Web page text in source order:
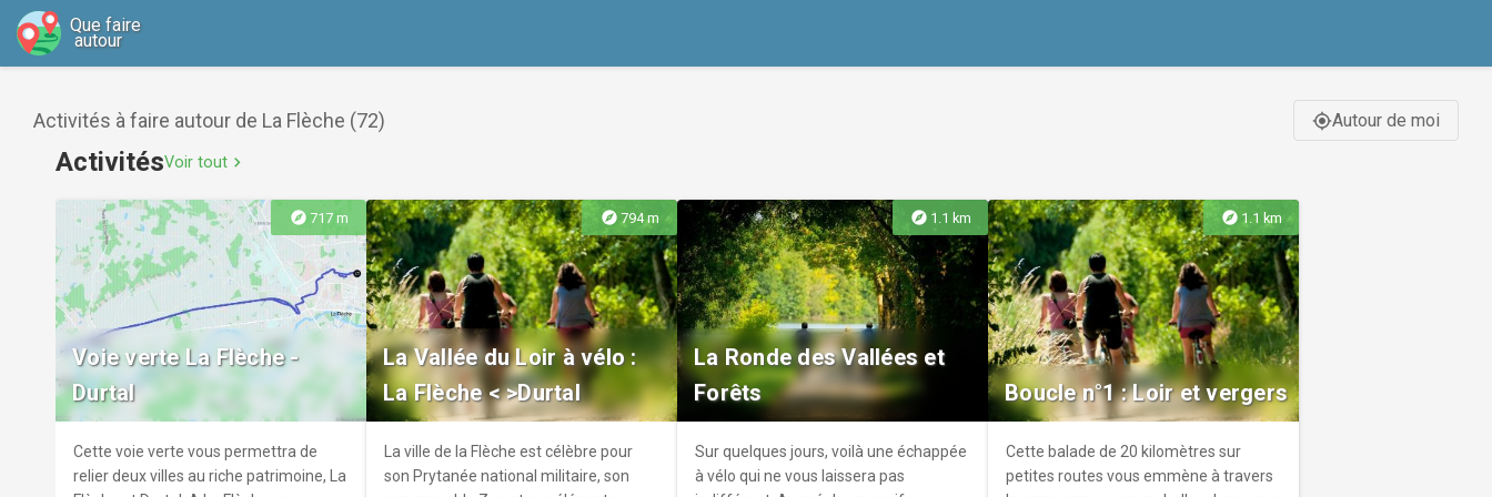
Que faire
autour
Activités à faire autour de La Flèche (72) gps_fixedAutour de moi
ActivitésVoir tout chevron_right
explore 717 m
Voie verte La Flèche -
Durtal
Cette voie verte vous permettra de
relier deux villes au riche patrimoine, La
explore 794 m
La Vallée du Loir à vélo :
La Flèche < >Durtal
La ville de la Flèche est célèbre pour
son Prytanée national militaire, son
explore 1.1 km
La Ronde des Vallées et
Forêts
Sur quelques jours, voilà une échappée
à vélo qui ne vous laissera pas
explore 1.1 km
Boucle n°1 : Loir et vergers
Cette balade de 20 kilomètres sur
petites routes vous emmène à travers